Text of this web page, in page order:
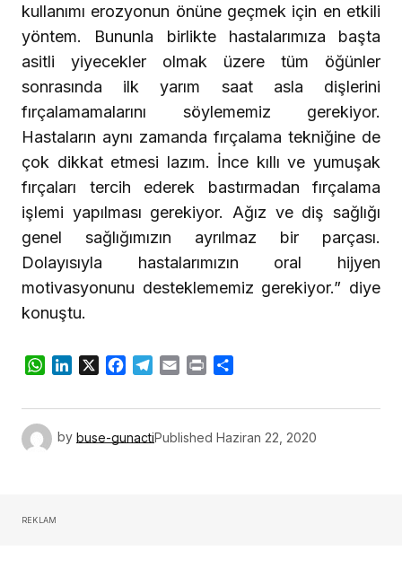
kullanımı erozyonun önüne geçmek için en etkili
yöntem. Bununla birlikte hastalarımıza başta
asitli yiyecekler olmak üzere tüm öğünler
sonrasında ilk yarım saat asla dişlerini
fırçalamamalarını söylememiz gerekiyor.
Hastaların aynı zamanda fırçalama tekniğine de
çok dikkat etmesi lazım. İnce kıllı ve yumuşak
fırçaları tercih ederek bastırmadan fırçalama
işlemi yapılması gerekiyor. Ağız ve diş sağlığı
genel sağlığımızın ayrılmaz bir parçası.
Dolayısıyla hastalarımızın oral hijyen
motivasyonunu desteklememiz gerekiyor.” diye
konuştu.
WhatsApp
LinkedIn
X Facebook
Telegram
Email Print
by buse-gunactiPublished Haziran 22, 2020
REKLAM